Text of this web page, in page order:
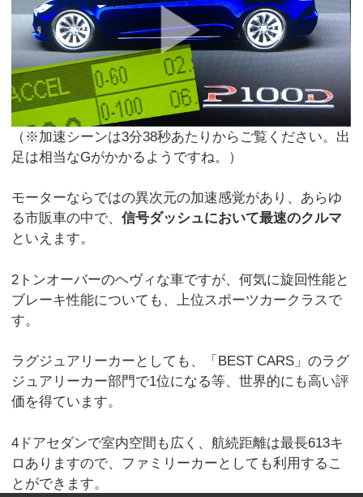
（※加速シーンは3分38秒あたりからご覧ください。出
足は相当なGがかかるようですね。）
モーターならではの異次元の加速感覚があり、あらゆ
る市販車の中で、信号ダッシュにおいて最速のクルマ
といえます。
2トンオーバーのヘヴィな車ですが、何気に旋回性能と
ブレーキ性能についても、上位スポーツカークラスで
す。
ラグジュアリーカーとしても、「BEST CARS」のラグ
ジュアリーカー部門で1位になる等、世界的にも高い評
価を得ています。
4ドアセダンで室内空間も広く、航続距離は最長613キ
ロありますので、ファミリーカーとしても利用するこ
とができます。